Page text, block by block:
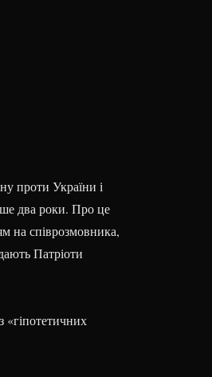
проти України і
два роки. Про це
на співрозмовника,
Патріоти
«гіпотетичних